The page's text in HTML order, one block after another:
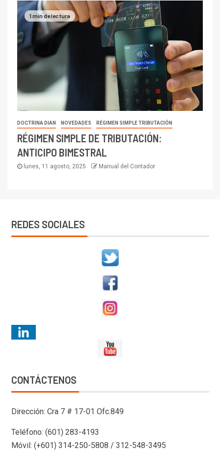
1 min de lectura
DOCTRINA DIAN NOVEDADES RÉGIMEN SIMPLE TRIBUTACIÓN
RÉGIMEN SIMPLE DE TRIBUTACIÓN:
ANTICIPO BIMESTRAL
lunes, 11 agosto, 2025 Manual del Contador
REDES SOCIALES
CONTÁCTENOS
Dirección: Cra 7 # 17-01 Ofc.849
Teléfono: (601) 283-4193
Móvil: (+601) 314-250-5808 / 312-548-3495